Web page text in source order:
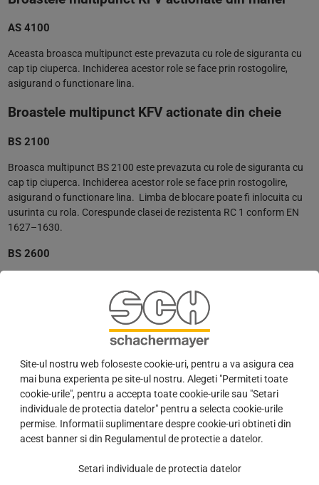
Site-ul nostru web foloseste cookie-uri, pentru a va asigura cea
mai buna experienta pe site-ul nostru. Alegeti "Permiteti toate
cookie-urile", pentru a accepta toate cookie-urile sau "Setari
individuale de protectia datelor" pentru a selecta cookie-urile
permise. Informatii suplimentare despre cookie-uri obtineti din
acest banner si din Regulamentul de protectie a datelor.
Setari individuale de protectia datelor
AS 4100
Aceasta broasca multipunct este prevazuta cu role de siguranta cu
cap tip ciuperca. Inchiderea acestor role se face prin rostogolire,
asigurand o functionare lina.
Broastele multipunct KFV actionate din cheie
BS 2100
Broasca multipunct BS 2100 este prevazuta cu role de siguranta cu
cap tip ciuperca. Inchiderea acestor role se face prin rostogolire,
asigurand o functionare lina. Limba de blocare poate fi inlocuita cu
usurinta cu rola. Corespunde clasei de rezistenta RC 1 conform EN
1627–1630.
BS 2600
bolt-carlig. Limba de blocareSoftlockgaranteaza inchiderea
silentioasa a usii si poate fi inlocuita cu usurinta cu rola. Corespunde
clasei de rezistenta RC 3 conform EN 1627–1630.
Broastele multipunct KFV semi-automate
AS 2750
In plus fata de limba principala de blocare, broasca multipunct AS
2750 este prevazuta cu doua bolturi suplimentare de blocare
Softlock cu arc, pentru a etansa usa pe toata inaltimea, fara ca
deformarii si o inchidere silentioasa a usii. Incuierea este asigurata cu